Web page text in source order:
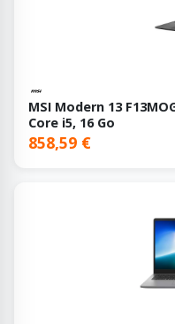
MSI Modern 13
Core i5, 16 Go
858,59 €